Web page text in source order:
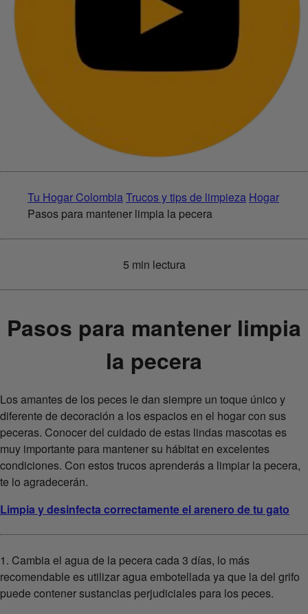
Tu Hogar ColombiaTrucos y tips de limpieza Hogar
Pasos para mantener limpia la pecera
5 min lectura
Pasos para mantener limpia
la pecera
Los amantes de los peces le dan siempre un toque único y
diferente de decoración a los espacios en el hogar con sus
peceras. Conocer del cuidado de estas lindas mascotas es
muy importante para mantener su hábitat en excelentes
condiciones. Con estos trucos aprenderás a limpiar la pecera,
te lo agradecerán.
Limpia y desinfecta correctamente el arenero de tu gato
1. Cambia el agua de la pecera cada 3 días, lo más
recomendable es utilizar agua embotellada ya que la del grifo
puede contener sustancias perjudiciales para los peces.